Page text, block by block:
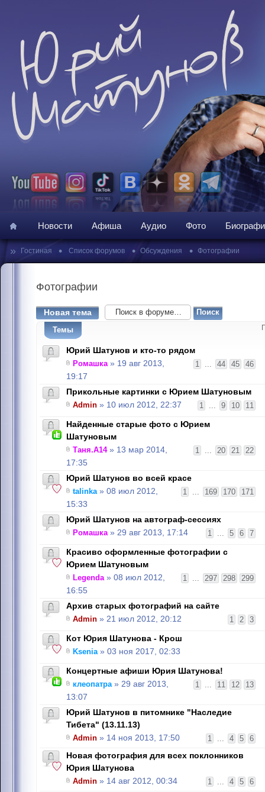
Новости Афиша Аудио Фото
» Гостиная • Список форумов • Обсуждения • Фотографии
Фотографии
Новая тема
Темы
Юрий Шатунов и кто-то рядом
1 ... 44 45 46
Ромашка» 19 авг 2013,
19:17
Прикольные картинки с Юрием Шатуновым
1 ... 9 10 11
Admin » 10 июл 2012, 22:37
Найденные старые фото с Юрием
Шатуновым
1 ... 20 21 22
Таня.А14» 13 мар 2014,
17:35
Юрий Шатунов во всей красе
1 ... 169 170 171
talinka» 08 июл 2012,
15:33
Юрий Шатунов на автограф-сессиях
1 ... 5 6 7
Ромашка» 29 авг 2013, 17:14
Красиво оформленные фотографии с
Юрием Шатуновым
1 ... 297 298 299
Legenda» 08 июл 2012,
16:55
Архив старых фотографий на сайте
1 2 3
Admin » 21 июл 2012, 20:12
Кот Юрия Шатунова - Крош
Ksenia» 03 ноя 2017, 02:33
Концертные афиши Юрия Шатунова!
1 ... 11 12 13
клеопатра» 29 авг 2013,
13:07
Юрий Шатунов в питомнике "Наследие
Тибета" (13.11.13)
1 ... 4 5 6
Admin » 14 ноя 2013, 17:50
Новая фотография для всех поклонников
Юрия Шатунова
1 ... 4 5 6
Admin » 14 авг 2012, 00:34